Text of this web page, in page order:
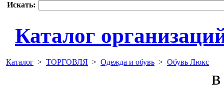
Искать:
Каталог
Каталог > ТОРГОВЛЯ > Одежда и обувь > Обувь Люкс